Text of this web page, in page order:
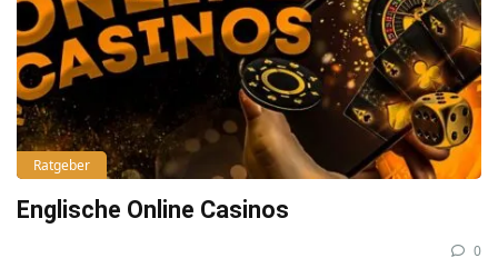
Ratgeber
Englische Online Casinos
0